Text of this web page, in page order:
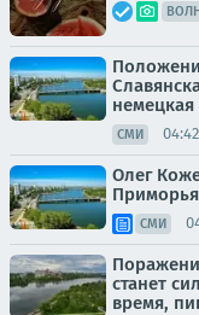
немецкая
СМИ 04:42
Олег
СМИ
станет
время,